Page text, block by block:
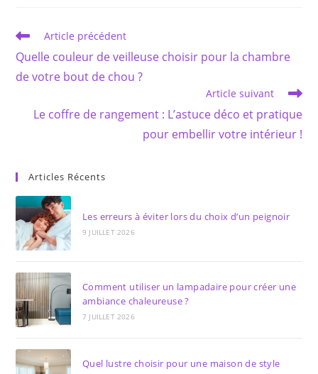
Read
articles
Article précédent
Quelle couleur de veilleuse choisir pour la chambre
de votre bout de chou ?
Article suivant
Le coffre de rangement : L’astuce déco et pratique
pour embellir votre intérieur !
Articles Récents
Les erreurs à éviter lors du choix d’un peignoir
9 JUILLET 2026
Comment utiliser un lampadaire pour créer une
ambiance chaleureuse ?
7 JUILLET 2026
Quel lustre choisir pour une maison de style